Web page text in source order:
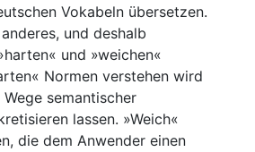
Vokabeln übersetzen.
und deshalb
und »weichen«
Normen verstehen wird
semantischer
lassen. »Weich«
die dem Anwender einen